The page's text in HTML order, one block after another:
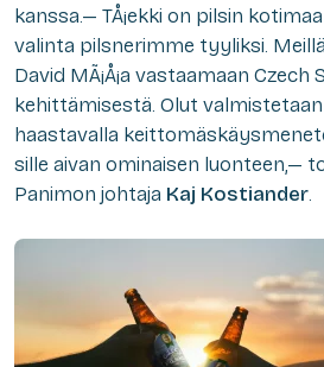
kanssa.— TÅ¡ekki on pilsin
valinta pilsnerimme tyyliksi.
David MÃ¡Å¡a vastaamaan
kehittämisestä. Olut
haastavalla
sille aivan ominaisen luonteen,—
Panimon johtaja Kaj Kostiander.